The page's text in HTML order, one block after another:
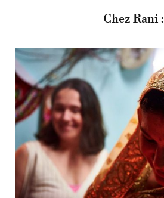
Chez Rani :